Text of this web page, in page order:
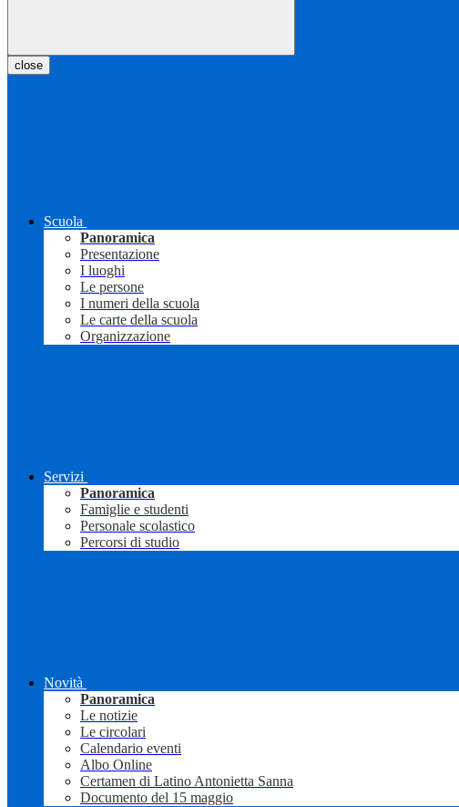
close
Scuola
Panoramica
Presentazione
I luoghi
Le persone
I numeri della scuola
Le carte della scuola
Organizzazione
Servizi
Panoramica
Famiglie e studenti
Personale scolastico
Percorsi di studio
Novità
Panoramica
Le notizie
Le circolari
Calendario eventi
Albo Online
Certamen di Latino Antonietta Sanna
Documento del 15 maggio